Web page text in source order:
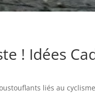
! Idées
liés au